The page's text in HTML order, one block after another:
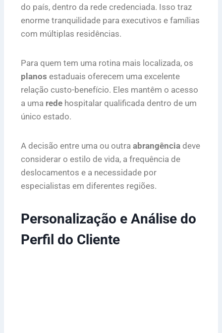
do país, dentro da rede credenciada. Isso traz
enorme tranquilidade para executivos e famílias
com múltiplas residências.
Para quem tem uma rotina mais localizada, os
planos estaduais oferecem uma excelente
relação custo-benefício. Eles mantêm o acesso
a uma rede hospitalar qualificada dentro de um
único estado.
A decisão entre uma ou outra abrangência deve
considerar o estilo de vida, a frequência de
deslocamentos e a necessidade por
especialistas em diferentes regiões.
Personalização e Análise do
Perfil do Cliente